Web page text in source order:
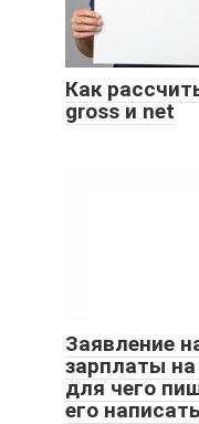
Как
gross и net
Заявление
зарплаты
для чего
его